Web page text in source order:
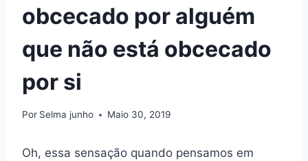
obcecado por alguém
que não está obcecado
por si
Por Selma junho Maio 30, 2019
Oh, essa sensação quando pensamos em